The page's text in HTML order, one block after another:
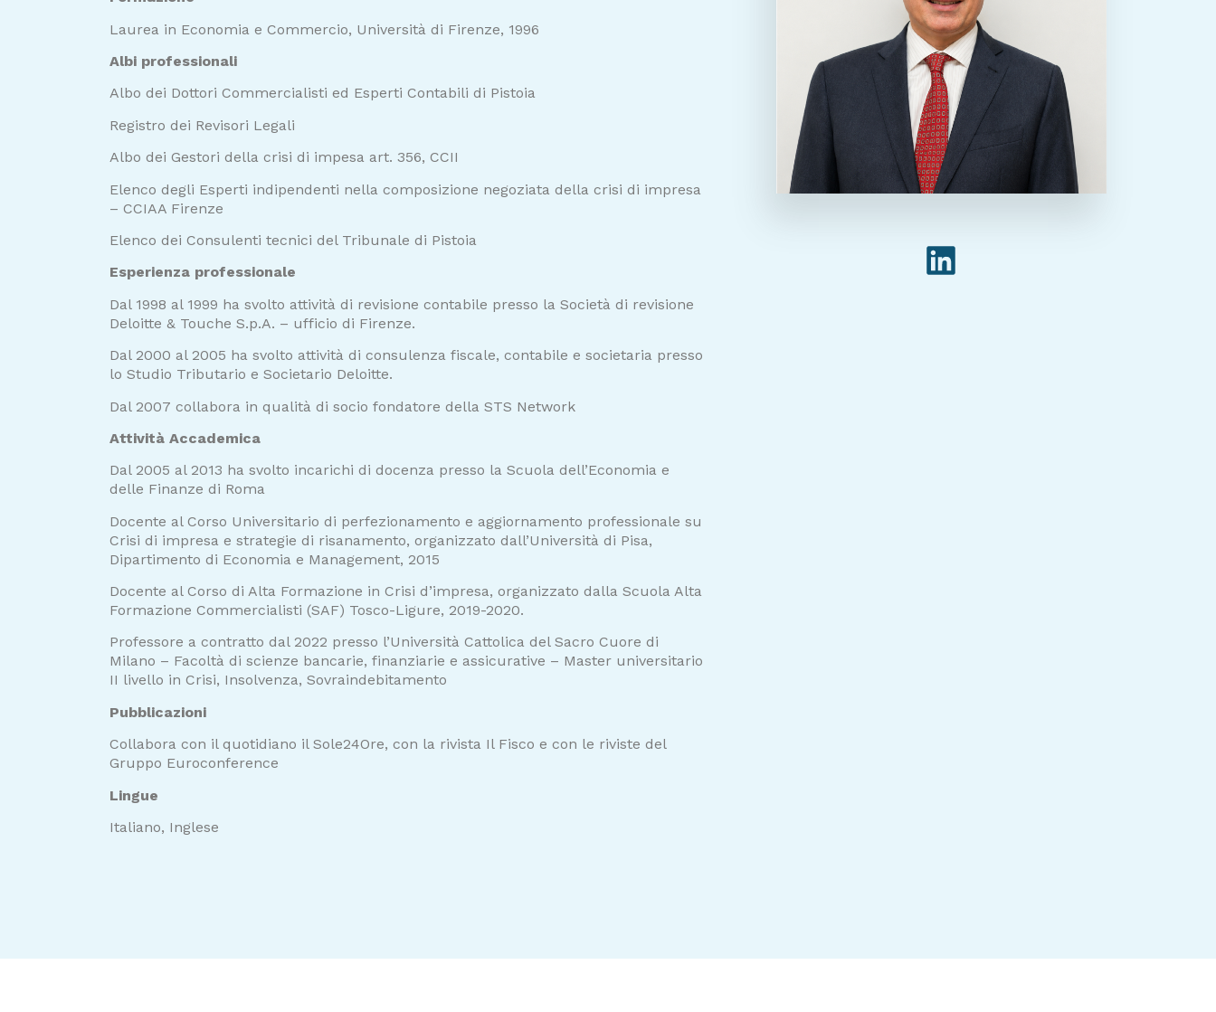
Laurea in Economia e Commercio, Università di Firenze, 1996
Albi professionali
Albo dei Dottori Commercialisti ed Esperti Contabili di Pistoia
Registro dei Revisori Legali
Albo dei Gestori della crisi di impesa art. 356, CCII
Elenco degli Esperti indipendenti nella composizione negoziata della crisi di impresa
– CCIAA Firenze
Elenco dei Consulenti tecnici del Tribunale di Pistoia
Esperienza professionale
Dal 1998 al 1999 ha svolto attività di revisione contabile presso la Società di revisione
Deloitte & Touche S.p.A. – ufficio di Firenze.
Dal 2000 al 2005 ha svolto attività di consulenza fiscale, contabile e societaria presso
lo Studio Tributario e Societario Deloitte.
Dal 2007 collabora in qualità di socio fondatore della STS Network
Attività Accademica
Dal 2005 al 2013 ha svolto incarichi di docenza presso la Scuola dell’Economia e
delle Finanze di Roma
Docente al Corso Universitario di perfezionamento e aggiornamento professionale su
Crisi di impresa e strategie di risanamento, organizzato dall’Università di Pisa,
Dipartimento di Economia e Management, 2015
Docente al Corso di Alta Formazione in Crisi d’impresa, organizzato dalla Scuola Alta
Formazione Commercialisti (SAF) Tosco-Ligure, 2019-2020.
Professore a contratto dal 2022 presso l’Università Cattolica del Sacro Cuore di
Milano – Facoltà di scienze bancarie, finanziarie e assicurative – Master universitario
II livello in Crisi, Insolvenza, Sovraindebitamento
Pubblicazioni
Collabora con il quotidiano il Sole24Ore, con la rivista Il Fisco e con le riviste del
Gruppo Euroconference
Lingue
Italiano, Inglese